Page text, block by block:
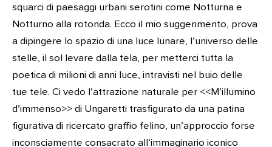
squarci di paesaggi urbani serotini come Notturna e
Notturno alla rotonda. Ecco il mio suggerimento, prova
a dipingere lo spazio di una luce lunare, l’universo delle
stelle, il sol levare dalla tela, per metterci tutta la
poetica di milioni di anni luce, intravisti nel buio delle
tue tele. Ci vedo l’attrazione naturale per <<M’illumino
d’immenso>> di Ungaretti trasfigurato da una patina
figurativa di ricercato graffio felino, un’approccio forse
inconsciamente consacrato all’immaginario iconico